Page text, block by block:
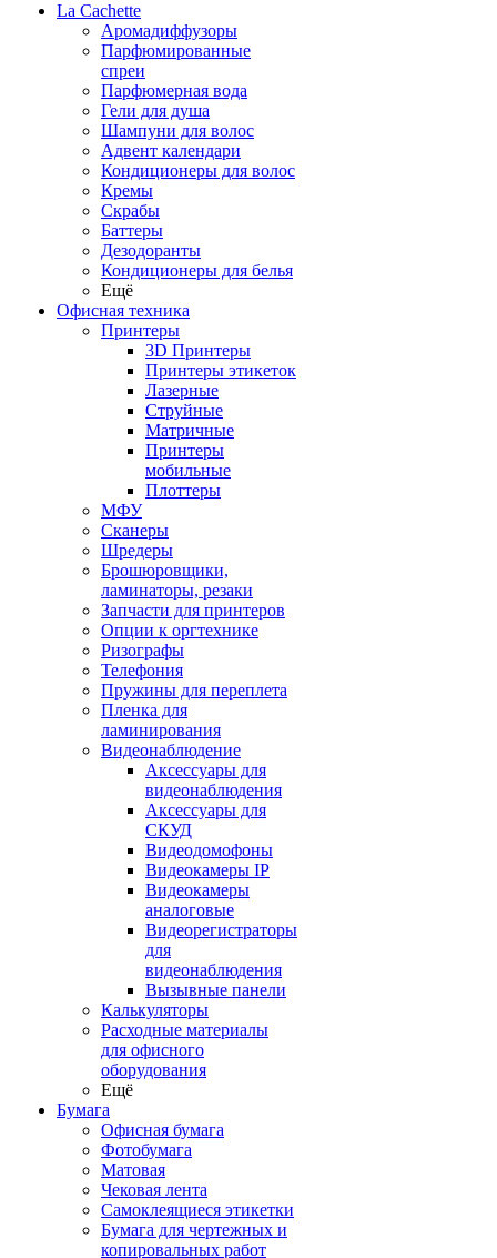
La Cachette
Аромадиффузоры
Парфюмированные
спреи
Парфюмерная вода
Гели для душа
Шампуни для волос
Адвент календари
Кондиционеры для волос
Кремы
Скрабы
Баттеры
Дезодоранты
Кондиционеры для белья
Ещё
Офисная техника
Принтеры
3D Принтеры
Принтеры этикеток
Лазерные
Струйные
Матричные
Принтеры
мобильные
Плоттеры
МФУ
Сканеры
Шредеры
Брошюровщики,
ламинаторы, резаки
Запчасти для принтеров
Опции к оргтехнике
Ризографы
Телефония
Пружины для переплета
Пленка для
ламинирования
Видеонаблюдение
Аксессуары для
видеонаблюдения
Аксессуары для
СКУД
Видеодомофоны
Видеокамеры IP
Видеокамеры
аналоговые
Видеорегистраторы
для
видеонаблюдения
Вызывные панели
Калькуляторы
Расходные материалы
для офисного
оборудования
Ещё
Бумага
Офисная бумага
Фотобумага
Матовая
Чековая лента
Самоклеящиеся этикетки
Бумага для чертежных и
копировальных работ